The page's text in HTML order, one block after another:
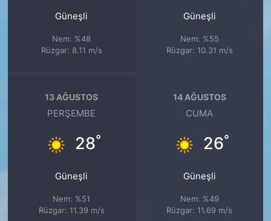
Güneşli
Nem: %48
Rüzgar: 8.11 m/s
Güneşli
Nem: %55
Rüzgar: 10.31 m/s
13 AĞUSTOS
PERŞEMBE
28°
Güneşli
Nem: %51
Rüzgar: 11.39 m/s
14 AĞUSTOS
CUMA
26°
Güneşli
Nem: %49
Rüzgar: 11.69 m/s